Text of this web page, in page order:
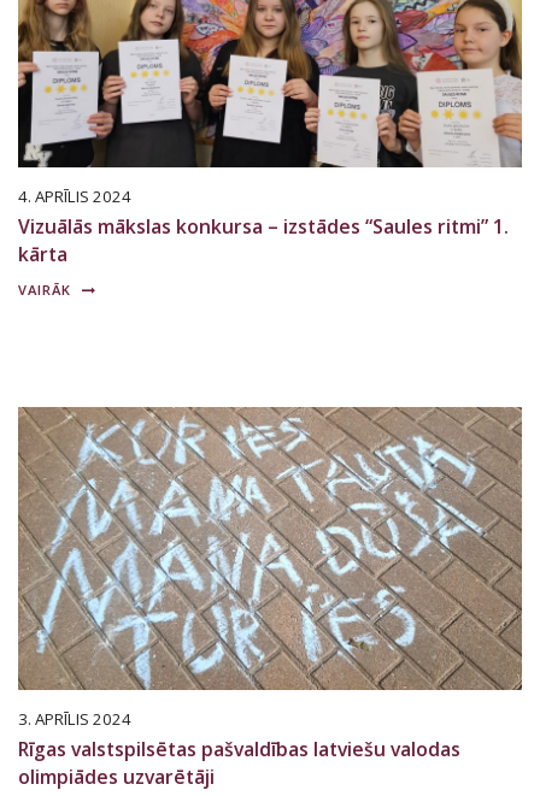
4. APRĪLIS 2024
Vizuālās mākslas konkursa – izstādes “Saules ritmi” 1.
kārta
VAIRĀK
3. APRĪLIS 2024
Rīgas valstspilsētas pašvaldības latviešu valodas
olimpiādes uzvarētāji